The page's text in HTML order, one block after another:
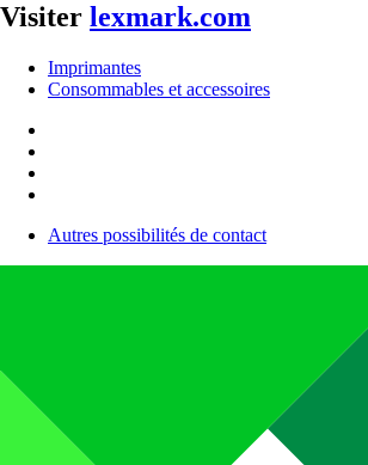
Visiter lexmark.com
Imprimantes
Consommables et accessoires
Autres possibilités de contact